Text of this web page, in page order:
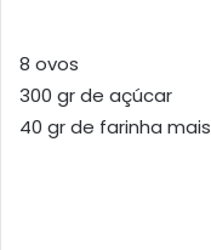
8 ovos
300 gr de açúcar
40 gr de farinha